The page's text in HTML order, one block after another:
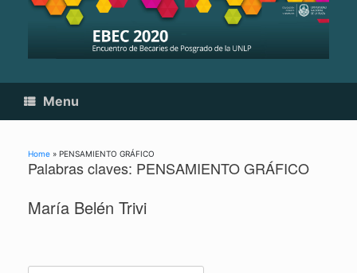
Menu
Home » PENSAMIENTO GRÁFICO
Palabras claves: PENSAMIENTO GRÁFICO
María Belén Trivi